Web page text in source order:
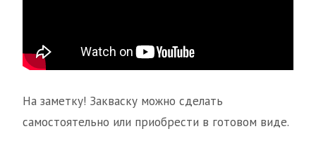
На заметку! Закваску можно сделать
самостоятельно или приобрести в готовом виде.